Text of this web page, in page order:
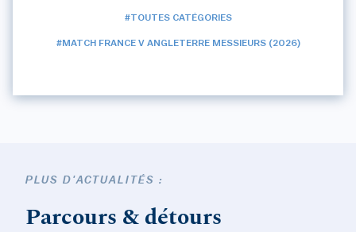
#TOUTES CATÉGORIES
#MATCH FRANCE V ANGLETERRE MESSIEURS (2026)
PLUS D'ACTUALITÉS :
Parcours & détours